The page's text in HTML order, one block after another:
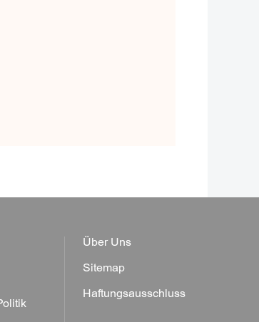
Über Uns
Sitemap
Haftungsausschluss